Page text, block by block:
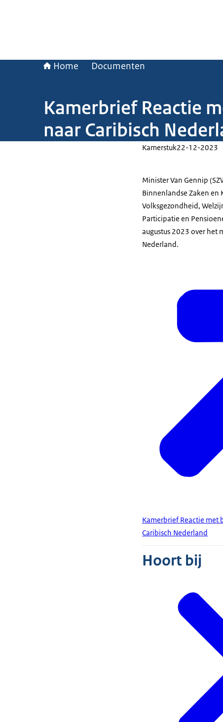
Home Documenten
Kamerbrief Reactie
naar Caribisch
Kamerstuk22-12-2023
Minister Van Gennip
Binnenlandse Zaken en
Volksgezondheid,
Participatie en
augustus 2023 over het
Nederland.
Kamerbrief Reactie
Caribisch Nederland
Hoort bij